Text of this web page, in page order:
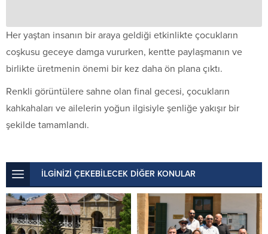
Her yaştan insanın bir araya geldiği etkinlikte çocukların
coşkusu geceye damga vururken, kentte paylaşmanın ve
birlikte üretmenin önemi bir kez daha ön plana çıktı.
Renkli görüntülere sahne olan final gecesi, çocukların
kahkahaları ve ailelerin yoğun ilgisiyle şenliğe yakışır bir
şekilde tamamlandı.
İLGİNİZİ ÇEKEBİLECEK DİĞER KONULAR